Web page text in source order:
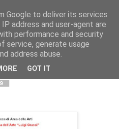
delle arti per condividere
Google to deliver its services
address and user-agent are
performance and security
service, generate usage
address abuse.
GOT IT